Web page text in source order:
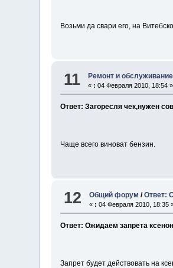
Возьми да свари его, на
11 Ремонт и обслуживание
« : 04 Февраля 2010, 18:54 »
Ответ: Загоресля чек,нужен
Чаще всего виноват бензин.
12 Общий форум /Ответ:
« : 04 Февраля 2010, 18:35
Ответ: Ожидаем запрета
Запрет будет действовать на